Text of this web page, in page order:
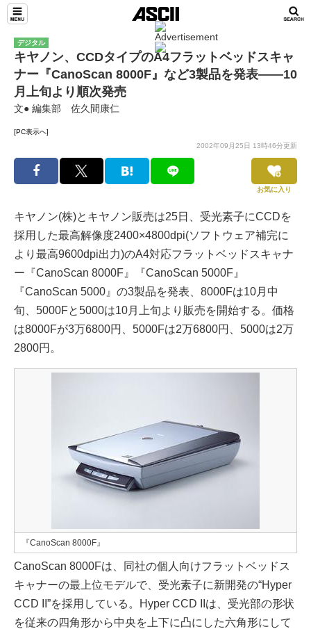
デジタル
キヤノン、CCDタイプのA4フラットベッドスキャ
ナー『CanoScan 8000F』など3製品を発表――10
月上旬より順次発売
文● 編集部 佐久間康仁
[PC表示へ]
2002年09月25日 13時46分更新
お気に入り
キヤノン(株)とキヤノン販売は25日、受光素子にCCDを
採用した最高解像度2400×4800dpi(ソフトウェア補完に
より最高9600dpi出力)のA4対応フラットベッドスキャナ
ー『CanoScan 8000F』『CanoScan 5000F』
『CanoScan 5000』の3製品を発表、8000Fは10月中
旬、5000Fと5000は10月上旬より販売を開始する。価格
は8000Fが3万6800円、5000Fは2万6800円、5000は2万
2800円。
『CanoScan 8000F』
CanoScan 8000Fは、同社の個人向けフラットベッドス
キャナーの最上位モデルで、受光素子に新開発の“Hyper
CCD II”を採用している。Hyper CCD IIは、受光部の形状
を従来の四角形から中央を上下に凸にした六角形にして